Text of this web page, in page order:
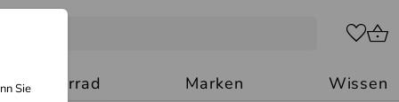
SieMotorrad Marken Wissen